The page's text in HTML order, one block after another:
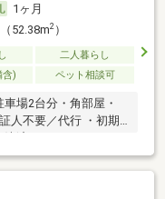
1ヶ月
52.38m2）
二人暮らし
含) ペット相談可
場2台分・角部屋・
人不要／代行 ・初期